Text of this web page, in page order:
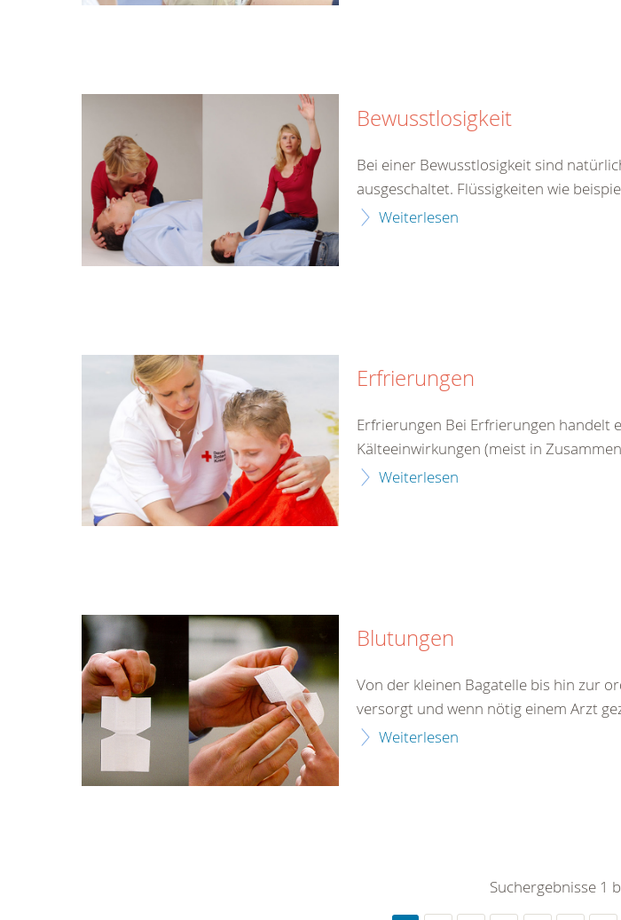
Bewusstlosigkeit
Bei einer Bewusstlosigkeit sind
ausgeschaltet. Flüssigkeiten wie
Weiterlesen
Erfrierungen
Erfrierungen Bei Erfrierungen handelt
Kälteeinwirkungen (meist in
Weiterlesen
Blutungen
Von der kleinen Bagatelle bis hin zur
versorgt und wenn nötig einem Arzt
Weiterlesen
Suchergebnisse 1